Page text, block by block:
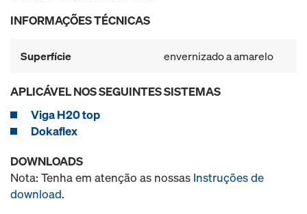
INFORMAÇÕES TÉCNICAS
Superfície envernizado a amarelo
APLICÁVEL NOS SEGUINTES SISTEMAS
Viga H20 top
Dokaflex
DOWNLOADS
Nota: Tenha em atenção as nossas Instruções de
download.